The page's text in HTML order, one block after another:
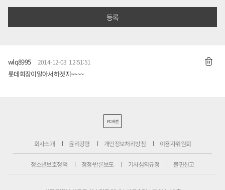
wlq8995 2014-12-03 12:51:51
롯데회장이알아서하겟지~~~~
PC버전
회사소개 윤리강령 개인정보처리방침 이용자위원회
청소년보호정책 정정·반론보도 기사심의규정 불편신고